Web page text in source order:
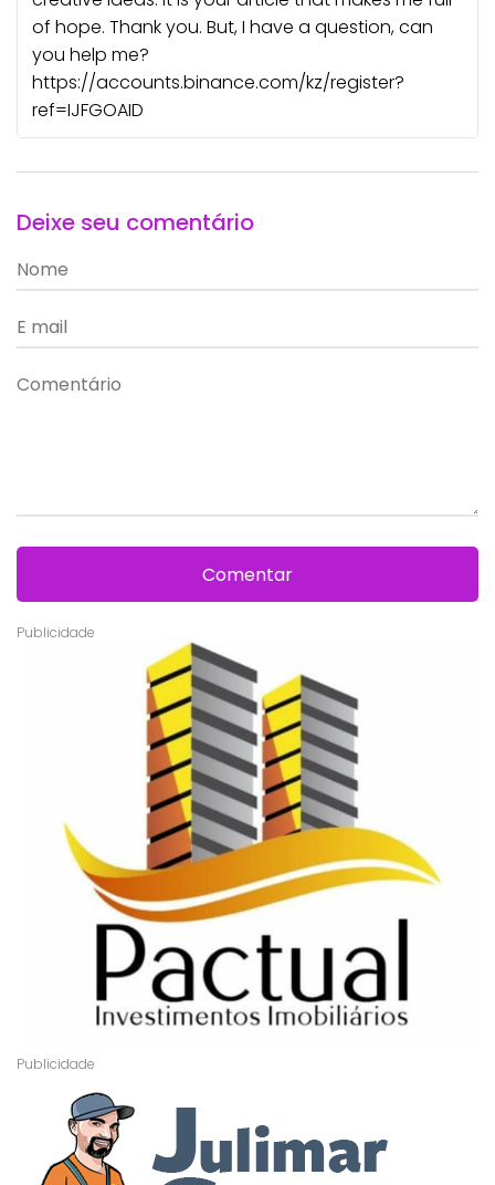
of hope. Thank you. But, I have a question, can
you help me?
https://accounts.binance.com/kz/register?
ref=IJFGOAID
Deixe seu comentário
Comentar